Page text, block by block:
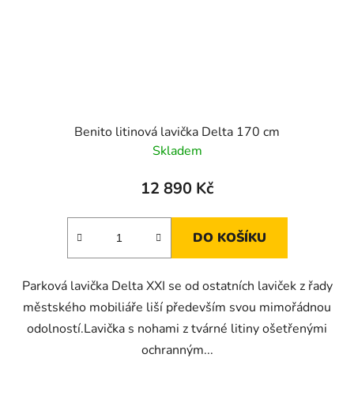
Benito litinová lavička Delta 170 cm
Skladem
12 890 Kč
DO KOŠÍKU
Parková lavička Delta XXI se od ostatních laviček z řady
městského mobiliáře liší především svou mimořádnou
odolností.Lavička s nohami z tvárné litiny ošetřenými
ochranným...